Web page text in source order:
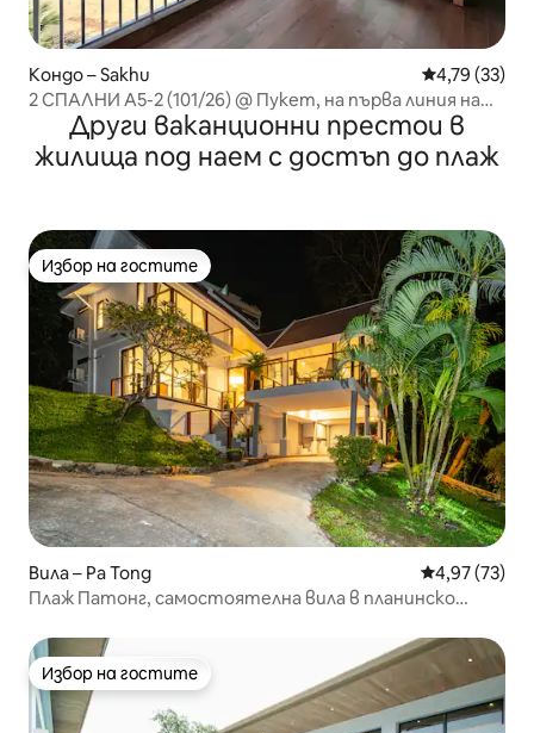
Кондо – Sakhu Средна
4,79 (33)
2 СПАЛНИ A5-2 (101/26) @ Пукет, на първа линия на
плажа, БЛАЖЕНСТВО
Други ваканционни престои в
жилища под наем с достъп до плаж
Избор на гостите
Избор на гостите
Вила – Pa Tong Средна
4,97 (73)
Плаж Патонг, самостоятелна вила в планинско
Избор на гостите
Избор на гостите